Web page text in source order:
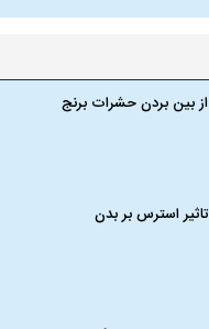
از بین بردن حشرات برنج
تاثیر استرس بر بدن